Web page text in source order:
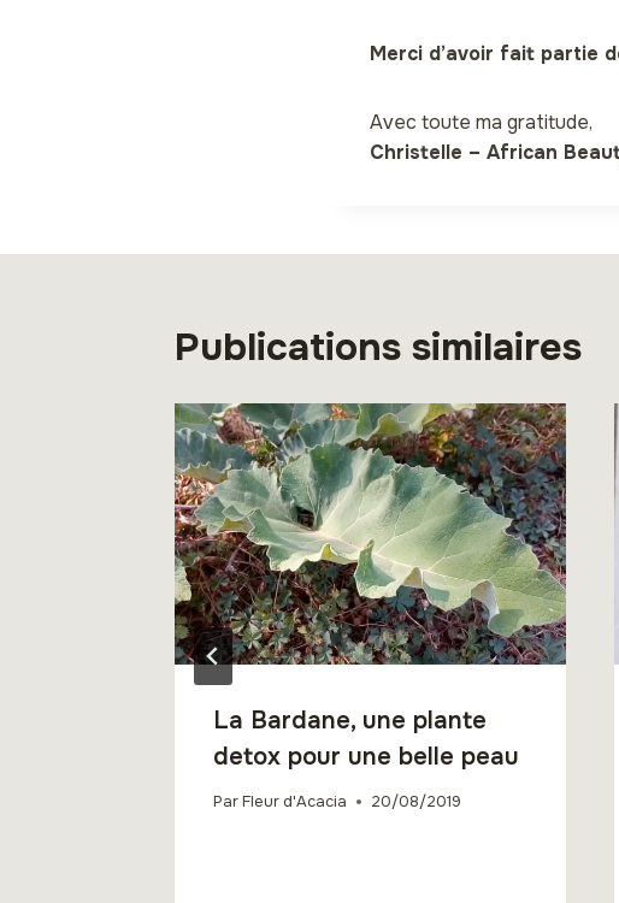
Merci d’avoir fait partie
Avec toute ma gratitude,
Christelle – African
Publications similaires
La Bardane, une plante
detox pour une belle peau
ParFleur d'Acacia 20/08/2019